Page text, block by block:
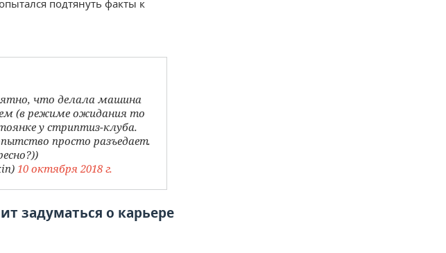
подтянуть факты к
что делала машина
(в режиме ожидания то
у стриптиз-клуба.
просто разъедает.
10 октября 2018 г.
задуматься о карьере